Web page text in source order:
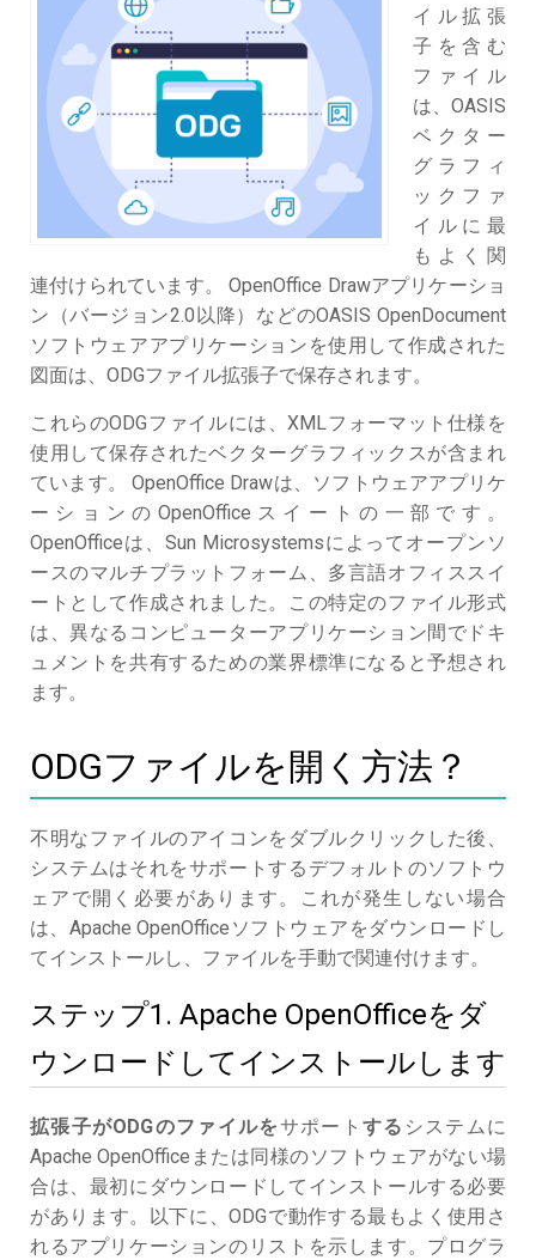
イル拡張
子を含む
ファイル
は、OASIS
ベクター
グラフィ
ックファ
イルに最
もよく関
連付けられています。 OpenOffice Drawアプリケーショ
ン（バージョン2.0以降）などのOASIS OpenDocument
ソフトウェアアプリケーションを使用して作成された
図面は、ODGファイル拡張子で保存されます。
これらのODGファイルには、XMLフォーマット仕様を
使用して保存されたベクターグラフィックスが含まれ
ています。 OpenOffice Drawは、ソフトウェアアプリケ
ーションのOpenOfficeスイートの一部です。
OpenOfficeは、Sun Microsystemsによってオープンソ
ースのマルチプラットフォーム、多言語オフィススイ
ートとして作成されました。この特定のファイル形式
は、異なるコンピューターアプリケーション間でドキ
ュメントを共有するための業界標準になると予想され
ます。
ODGファイルを開く方法？
不明なファイルのアイコンをダブルクリックした後、
システムはそれをサポートするデフォルトのソフトウ
ェアで開く必要があります。これが発生しない場合
は、Apache OpenOfficeソフトウェアをダウンロードし
てインストールし、ファイルを手動で関連付けます。
ステップ1. Apache OpenOfficeをダ
ウンロードしてインストールします
拡張子がODGのファイルをサポートする システムに
Apache OpenOfficeまたは同様のソフトウェアがない場
合は、最初にダウンロードしてインストールする必要
があります。以下に、ODGで動作する最もよく使用さ
れるアプリケーションのリストを示します。プログラ